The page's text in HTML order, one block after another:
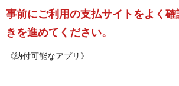
事前にご利用の支払サイトをよく
きを進めてください。
《納付可能なアプリ》